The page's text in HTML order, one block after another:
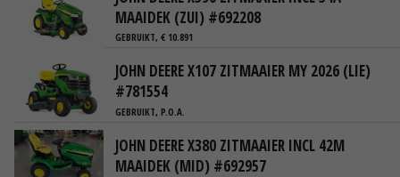
MAAIDEK (ZUI) #692208
GEBRUIKT, € 10.891
JOHN DEERE X107 ZITMAAIER MY 2026 (LIE)
#781554
GEBRUIKT, P.O.A.
JOHN DEERE X380 ZITMAAIER INCL 42M
MAAIDEK (MID) #692957